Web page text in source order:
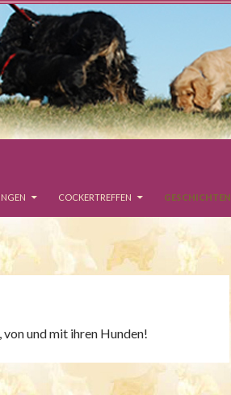
COCKERTREFFEN GESCHICHTEN
und mit ihren Hunden!